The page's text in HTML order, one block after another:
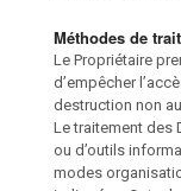
Méthodes de
Le Propriétaire
d’empêcher
destruction non
Le traitement des
ou d’outils
modes